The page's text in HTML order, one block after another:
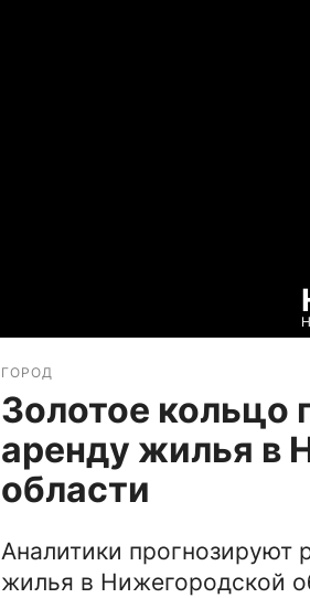
ГОРОД
Золотое кольцо
аренду жилья в
области
Аналитики прогнозируют
жилья в Нижегородской